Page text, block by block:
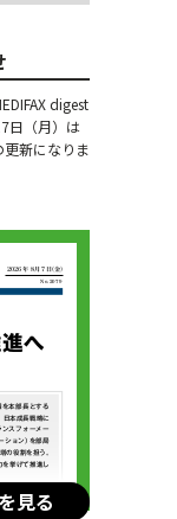
digest
日（月）は
新になりま
見る